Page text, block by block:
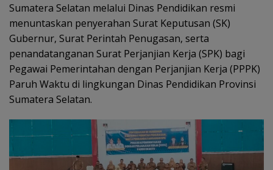
Sumatera Selatan melalui Dinas Pendidikan resmi
menuntaskan penyerahan Surat Keputusan (SK)
Gubernur, Surat Perintah Penugasan, serta
penandatanganan Surat Perjanjian Kerja (SPK) bagi
Pegawai Pemerintahan dengan Perjanjian Kerja (PPPK)
Paruh Waktu di lingkungan Dinas Pendidikan Provinsi
Sumatera Selatan.